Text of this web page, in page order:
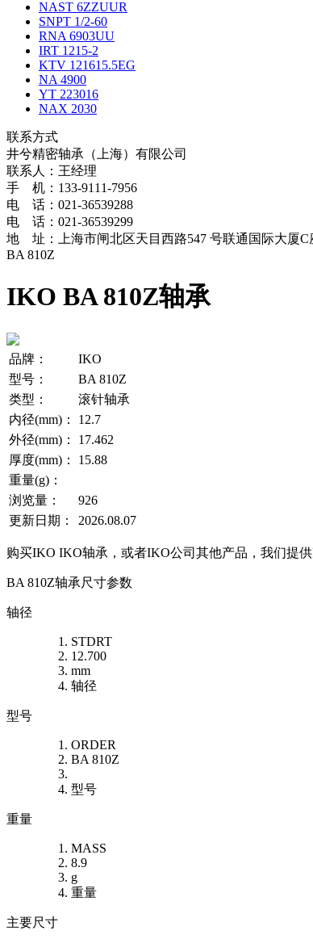
NAST 6ZZUUR
SNPT 1/2-60
RNA 6903UU
IRT 1215-2
KTV 121615.5EG
NA 4900
YT 223016
NAX 2030
联系方式
井兮精密轴承（上海）有限公司
联系人：王经理
手 机：133-9111-7956
电 话：021-36539288
电 话：021-36539299
地 址：上海市闸北区天目西路547 号联通国际大厦C
BA 810Z
IKO BA 810Z轴承
品牌：
IKO
型号：
BA 810Z
类型：
滚针轴承
内径(mm)：
12.7
外径(mm)：
17.462
厚度(mm)：
15.88
重量(g)：
浏览量：
926
更新日期：
2026.08.07
购买IKO IKO轴承，或者IKO公司其他产品，我们提
BA 810Z轴承尺寸参数
轴径
STDRT
12.700
mm
轴径
型号
ORDER
BA 810Z
型号
重量
MASS
8.9
g
重量
主要尺寸